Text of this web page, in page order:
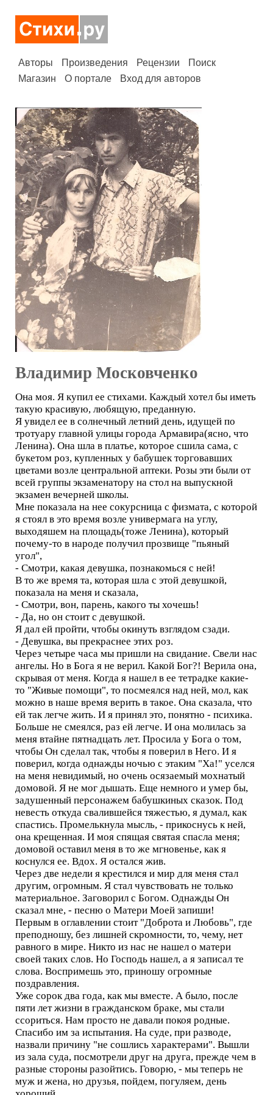
Авторы Произведения Рецензии
Поиск
Магазин
О портале Вход для авторов
Владимир Московченко
Она моя. Я купил ее стихами. Каждый хотел бы иметь
такую красивую, любящую, преданную.
Я увидел ее в солнечный летний день, идущей по
тротуару главной улицы города Армавира(ясно, что
Ленина). Она шла в платье, которое сшила сама, с
букетом роз, купленных у бабушек торговавших
цветами возле центральной аптеки. Розы эти были от
всей группы экзаменатору на стол на выпускной
экзамен вечерней школы.
Мне показала на нее сокурсница с физмата, с которой
я стоял в это время возле универмага на углу,
выходяшем на площадь(тоже Ленина), который
почему-то в народе получил прозвище "пьяный
угол",
- Смотри, какая девушка, познакомься с ней!
В то же время та, которая шла с этой девушкой,
показала на меня и сказала,
- Смотри, вон, парень, какого ты хочешь!
- Да, но он стоит с девушкой.
Я дал ей пройти, чтобы окинуть взглядом сзади.
- Девушка, вы прекраснее этих роз.
Через четыре часа мы пришли на свидание. Свели нас
ангелы. Но в Бога я не верил. Какой Бог?! Верила она,
скрывая от меня. Когда я нашел в ее тетрадке какие-
то "Живые помощи", то посмеялся над ней, мол, как
можно в наше время верить в такое. Она сказала, что
ей так легче жить. И я принял это, понятно - психика.
Больше не смеялся, раз ей легче. И она молилась за
меня втайне пятнадцать лет. Просила у Бога о том,
чтобы Он сделал так, чтобы я поверил в Него. И я
поверил, когда однажды ночью с этаким "Ха!" уселся
на меня невидимый, но очень осязаемый мохнатый
домовой. Я не мог дышать. Еще немного и умер бы,
задушенный персонажем бабушкиных сказок. Под
невесть откуда свалившейся тяжестью, я думал, как
спастись. Промелькнула мысль, - прикоснусь к ней,
она крещенная. И моя спящая святая спасла меня;
домовой оставил меня в то же мгновенье, как я
коснулся ее. Вдох. Я остался жив.
Через две недели я крестился и мир для меня стал
другим, огромным. Я стал чувствовать не только
материальное. Заговорил с Богом. Однажды Он
сказал мне, - песню о Матери Моей запиши!
Первым в оглавлении стоит "Доброта и Любовь", где
преподношу, без лишней скромности, то, чему, нет
равного в мире. Никто из нас не нашел о матери
своей таких слов. Но Господь нашел, а я записал те
слова. Воспримешь это, приношу огромные
поздравления.
Уже сорок два года, как мы вместе. А было, после
пяти лет жизни в гражданском браке, мы стали
ссориться. Нам просто не давали покоя родные.
Спасибо им за испытания. На суде, при разводе,
назвали причину "не сошлись характерами". Вышли
из зала суда, посмотрели друг на друга, прежде чем в
разные стороны разойтись. Говорю, - мы теперь не
муж и жена, но друзья, пойдем, погуляем, день